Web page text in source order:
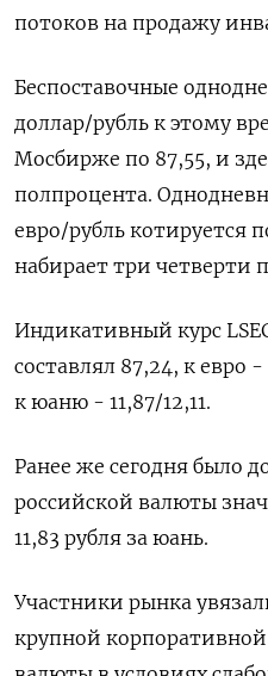
потоков на продажу
Беспоставочные
доллар/рубль к этому
Мосбирже по 87,55, и
полпроцента.
евро/рубль котируется
набирает три четверти
Индикативный курс
составлял 87,24, к евро
к юаню - 11,87/12,11.
Ранее же сегодня было
российской валюты
11,83 рубля за юань.
Участники рынка
крупной